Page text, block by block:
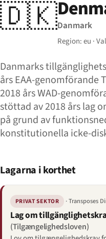
🇩🇰Danmark
Region: eu ·
Danmarks
års EAA-
2018 års WAD-
stöttad av 2018 års lag
på grund av
konstitutionella icke-
Lagarna i korthet
PRIVAT SEKTOR · Transposes
Lag om
(Tilgængelighedsloven)